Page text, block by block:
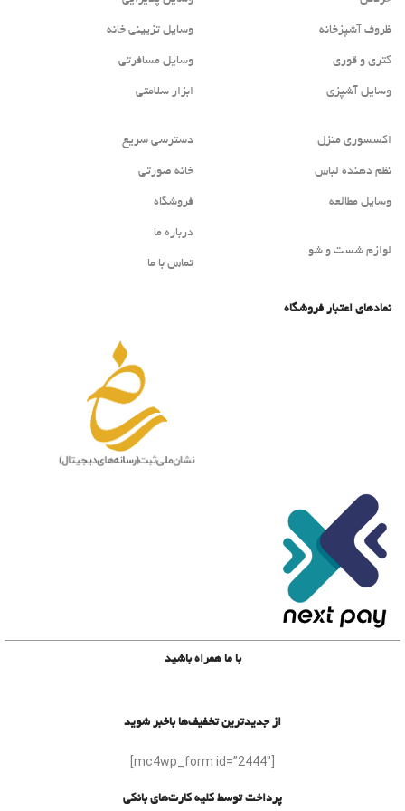
ظروف آشپزخانه
کتری و قوری
وسایل آشپزی
وسایل تزیینی خانه
وسایل مسافرتی
ابزار سلامتی
اکسسوری منزل
نظم دهنده لباس
وسایل مطالعه
لوازم شست و شو
دسترسی سریع
خانه صورتی
فروشگاه
درباره ما
تماس با ما
نمادهای اعتبار فروشگاه
با ما همراه باشید
از جدیدترین تخفیف‌ها باخبر شوید
پرداخت توسط کلیه کارت‌های بانکی